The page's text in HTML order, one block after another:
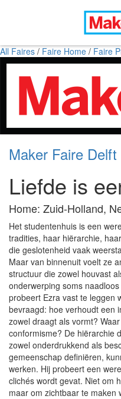
All Faires / Faire Home / Faire
Maker Faire
Liefde is
Home: Zuid-Holland,
Het studentenhuis is een
tradities, haar hiërarchie,
die geslotenheid vaak
Maar van binnenuit voelt ze
structuur die zowel houvast
onderwerping soms
probeert Ezra vast te leggen
bevraagd: hoe verhoudt een
zowel draagt als vormt?
conformisme? De hiërarchie
zowel onderdrukkend als
gemeenschap definiëren,
werken. Hij probeert een
clichés wordt gevat. Niet om
maar om zichtbaar te maken